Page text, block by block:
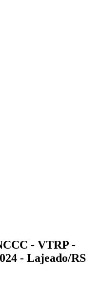
- VTRP -
- Lajeado/RS